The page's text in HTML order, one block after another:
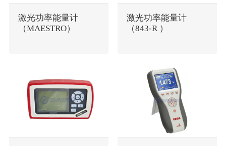
激光功率能量计
（MAESTRO）
激光功率能量计
（843-R ）